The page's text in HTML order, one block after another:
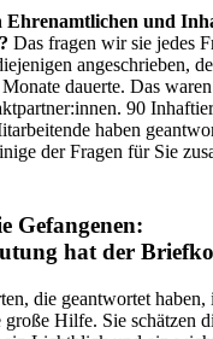
Ehrenamtlichen und
Das fragen wir sie jedes
angeschrieben,
dauerte. Das
90
haben
der Fragen für Sie
Gefangenen:
hat der
die geantwortet
Hilfe. Sie schätzen